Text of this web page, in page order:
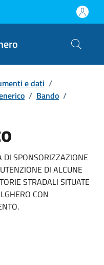
e dati /
/ Bando /
DI SPONSORIZZAZIONE
DI ALCUNE
STRADALI SITUATE
CON